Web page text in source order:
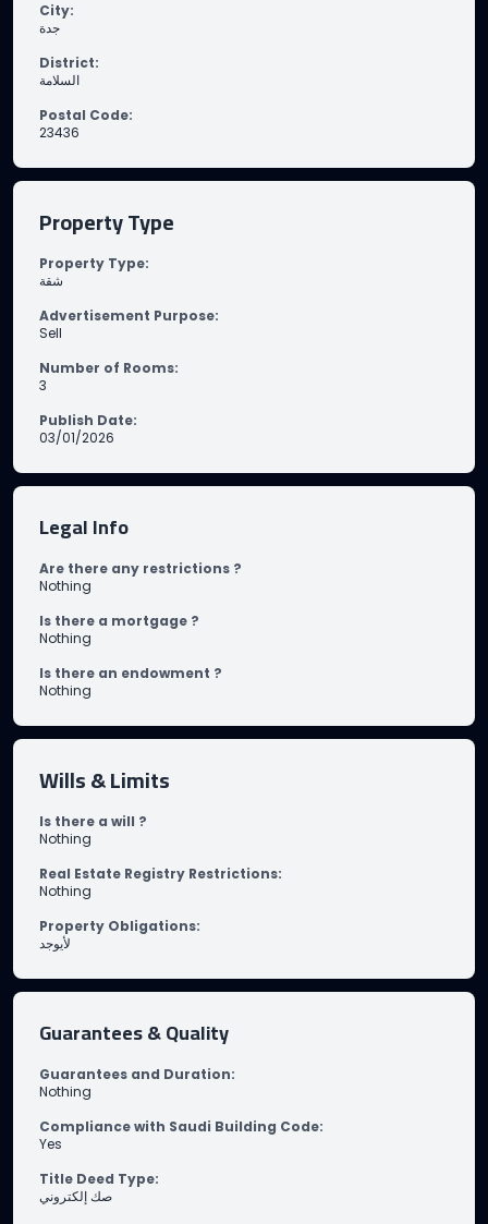
City:
جدة
District:
السلامة
Postal Code:
23436
Property Type
Property Type:
شقة
Advertisement Purpose:
Sell
Number of Rooms:
3
Publish Date:
03/01/2026
Legal Info
Are there any restrictions ?
Nothing
Is there a mortgage ?
Nothing
Is there an endowment ?
Nothing
Wills & Limits
Is there a will ?
Nothing
Real Estate Registry Restrictions:
Nothing
Property Obligations:
لأيوجد
Guarantees & Quality
Guarantees and Duration:
Nothing
Compliance with Saudi Building Code:
Yes
Title Deed Type:
صك إلكتروني